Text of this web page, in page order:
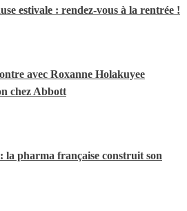
estivale : rendez-vous à la rentrée !
avec Roxanne Holakuyee
chez Abbott
la pharma française construit son